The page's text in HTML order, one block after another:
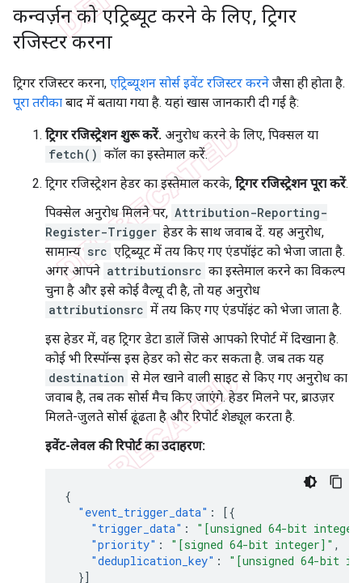
कन्वर्ज़न को एट्रिब्यूट करने के लिए, ट्रिगर
रजिस्टर करना
ट्रिगर रजिस्टर करना, एट्रिब्यूशन सोर्स इवेंट रजिस्टर करने जैसा ही होता है.
पूरा तरीका बाद में बताया गया है. यहां खास जानकारी दी गई है:
ट्रिगर रजिस्ट्रेशन शुरू करें. अनुरोध करने के लिए, पिक्सल या
fetch() कॉल का इस्तेमाल करें.
ट्रिगर रजिस्ट्रेशन हेडर का इस्तेमाल करके, ट्रिगर रजिस्ट्रेशन पूरा करें.
पिक्सेल अनुरोध मिलने पर, Attribution-Reporting-
Register-Trigger हेडर के साथ जवाब दें. यह अनुरोध,
सामान्य src एट्रिब्यूट में तय किए गए एंडपॉइंट को भेजा जाता है.
अगर आपने attributionsrc का इस्तेमाल करने का विकल्प
चुना है और इसे कोई वैल्यू दी है, तो यह अनुरोध
attributionsrc में तय किए गए एंडपॉइंट को भेजा जाता है.
इस हेडर में, वह ट्रिगर डेटा डालें जिसे आपको रिपोर्ट में दिखाना है.
कोई भी रिस्पॉन्स इस हेडर को सेट कर सकता है. जब तक यह
destination से मेल खाने वाली साइट से किए गए अनुरोध का
जवाब है, तब तक सोर्स मैच किए जाएंगे. हेडर मिलने पर, ब्राउज़र
मिलते-जुलते सोर्स ढूंढता है और रिपोर्ट शेड्यूल करता है.
इवेंट-लेवल की रिपोर्ट का उदाहरण:
{
"event_trigger_data" :
[{
"trigger_data" :
"[unsigned 64-bit
"priority" : "[signed 64-bit integer]" ,
"deduplication_key" :
"[unsigned 64-bit
}]